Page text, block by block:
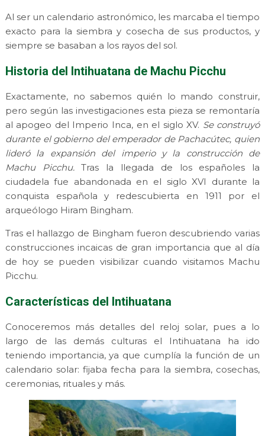
Al ser un calendario astronómico, les marcaba el tiempo
exacto para la siembra y cosecha de sus productos, y
siempre se basaban a los rayos del sol.
Historia del Intihuatana de Machu Picchu
Exactamente, no sabemos quién lo mando construir,
pero según las investigaciones esta pieza se remontaría
al apogeo del Imperio Inca, en el siglo XV. Se construyó
durante el gobierno del emperador de Pachacútec, quien
lideró la expansión del imperio y la construcción de
Machu Picchu.Tras la llegada de los españoles la
ciudadela fue abandonada en el siglo XVI durante la
conquista española y redescubierta en 1911 por el
arqueólogo Hiram Bingham.
Tras el hallazgo de Bingham fueron descubriendo varias
construcciones incaicas de gran importancia que al día
de hoy se pueden visibilizar cuando visitamos Machu
Picchu.
Características del Intihuatana
Conoceremos más detalles del reloj solar, pues a lo
largo de las demás culturas el Intihuatana ha ido
teniendo importancia, ya que cumplía la función de un
calendario solar: fijaba fecha para la siembra, cosechas,
ceremonias, rituales y más.